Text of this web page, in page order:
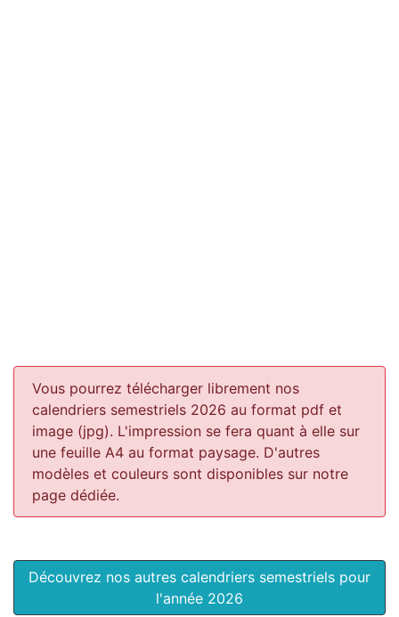
Vous pourrez télécharger librement nos
calendriers semestriels 2026 au format pdf et
image (jpg). L'impression se fera quant à elle sur
une feuille A4 au format paysage. D'autres
modèles et couleurs sont disponibles sur notre
page dédiée.
Découvrez nos autres calendriers semestriels pour
l'année 2026